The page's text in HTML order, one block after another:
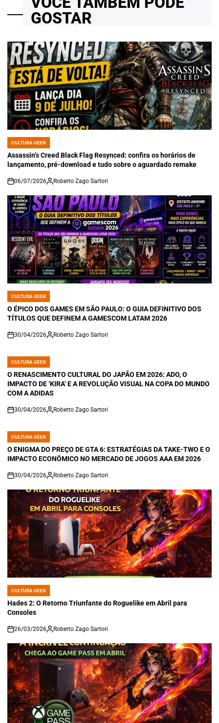
GOSTAR
POSTED
IN
CULTURA GEEK
Assassin’s Creed Black Flag Resynced: confira os horários de
lançamento, pré-download e tudo sobre o aguardado remake
on
06/07/2026 Roberto Zago Sartori
POSTED
IN
CULTURA GEEK
O ÉPICO DOS GAMES EM SÃO PAULO: O GUIA DEFINITIVO DOS
TÍTULOS QUE DEFINEM A GAMESCOM LATAM 2026
on
30/04/2026 Roberto Zago Sartori
POSTED
IN
CULTURA GEEK
O RENASCIMENTO CULTURAL DO JAPÃO EM 2026: ADO, O
IMPACTO DE ‘KIRA’ E A REVOLUÇÃO VISUAL NA COPA DO MUNDO
COM A ADIDAS
on
30/04/2026 Roberto Zago Sartori
POSTED
IN
CULTURA GEEK
O ENIGMA DO PREÇO DE GTA 6: ESTRATÉGIAS DA TAKE-TWO E O
IMPACTO ECONÔMICO NO MERCADO DE JOGOS AAA EM 2026
on
30/04/2026 Roberto Zago Sartori
POSTED
IN
CULTURA GEEK
Hades 2: O Retorno Triunfante do Roguelike em Abril para
Consoles
on
26/03/2026 Roberto Zago Sartori